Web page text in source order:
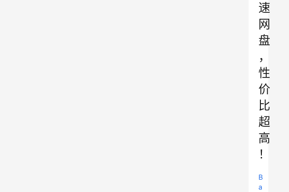
速
网
盘
，
性
价
比
超
高
！
B
a